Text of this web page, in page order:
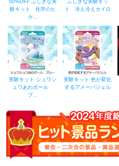
験キット 化学のヒ
カ...
ト 冷え冷えカイロ
実験キット シュワシ
ュワあわボール
ブ...
実験キット 色が変化
するアメーバジェル